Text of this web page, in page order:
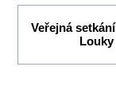
Veřejná
Louky